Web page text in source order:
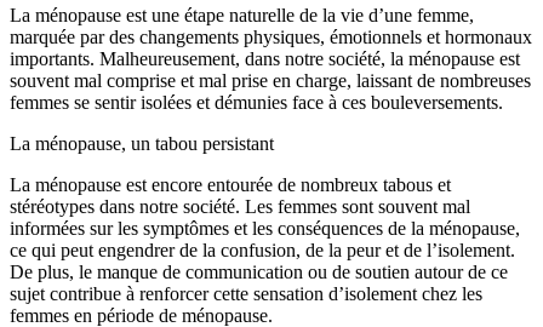
La ménopause est une étape naturelle de la vie d’une femme,
marquée par des changements physiques, émotionnels et hormonaux
importants. Malheureusement, dans notre société, la ménopause est
souvent mal comprise et mal prise en charge, laissant de nombreuses
femmes se sentir isolées et démunies face à ces bouleversements.
La ménopause, un tabou persistant
La ménopause est encore entourée de nombreux tabous et
stéréotypes dans notre société. Les femmes sont souvent mal
informées sur les symptômes et les conséquences de la ménopause,
ce qui peut engendrer de la confusion, de la peur et de l’isolement.
De plus, le manque de communication ou de soutien autour de ce
sujet contribue à renforcer cette sensation d’isolement chez les
femmes en période de ménopause.